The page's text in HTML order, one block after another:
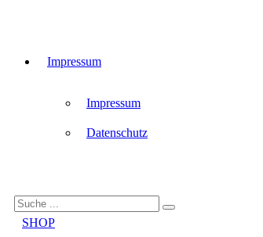
Impressum
Impressum
Datenschutz
SHOP